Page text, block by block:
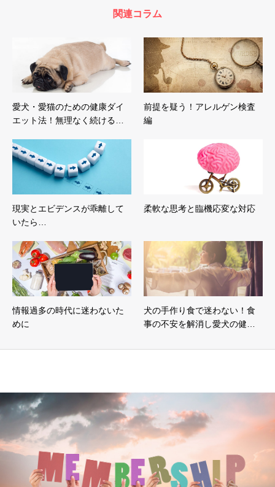
関連コラム
愛犬・愛猫のための健康ダイ
エット法！無理なく続ける…
前提を疑う！アレルゲン検査
編
現実とエビデンスが乖離して
いたら…
柔軟な思考と臨機応変な対応
情報過多の時代に迷わないた
めに
犬の手作り食で迷わない！食
事の不安を解消し愛犬の健…